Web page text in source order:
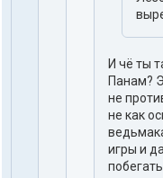
И чё ты
Панам?
не
не как
игры и